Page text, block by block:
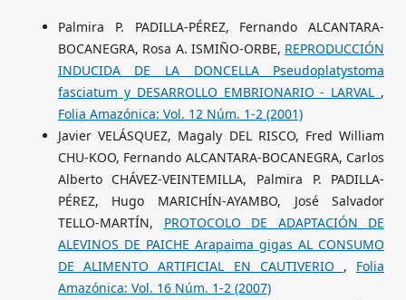
Palmira P. PADILLA-PÉREZ, Fernando ALCANTARA-
BOCANEGRA, Rosa A. ISMIÑO-ORBE, REPRODUCCIÓN
INDUCIDA DE LA DONCELLA Pseudoplatystoma
fasciatum y DESARROLLO EMBRIONARIO - LARVAL ,
Folia Amazónica: Vol. 12 Núm. 1-2 (2001)
Javier VELÁSQUEZ, Magaly DEL RISCO, Fred William
CHU-KOO, Fernando ALCANTARA-BOCANEGRA, Carlos
Alberto CHÁVEZ-VEINTEMILLA, Palmira P. PADILLA-
PÉREZ, Hugo MARICHÍN-AYAMBO, José Salvador
TELLO-MARTÍN, PROTOCOLO DE ADAPTACIÓN DE
ALEVINOS DE PAICHE Arapaima gigas AL CONSUMO
DE ALIMENTO ARTIFICIAL EN CAUTIVERIO , Folia
Amazónica: Vol. 16 Núm. 1-2 (2007)